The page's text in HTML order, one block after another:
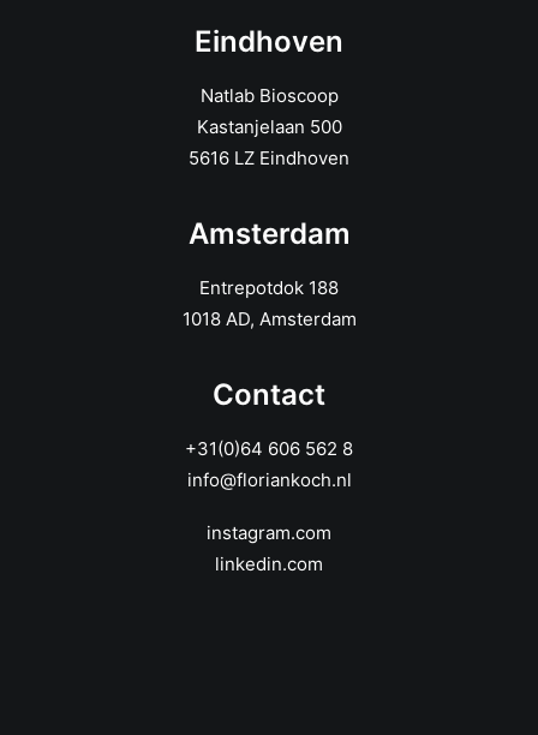
Contact
+31(0)64 606 562 8
info@floriankoch.nl
instagram.com
linkedin.com
Eindhoven
Natlab Bioscoop
Kastanjelaan 500
5616 LZ Eindhoven
Amsterdam
Entrepotdok 188
1018 AD, Amsterdam